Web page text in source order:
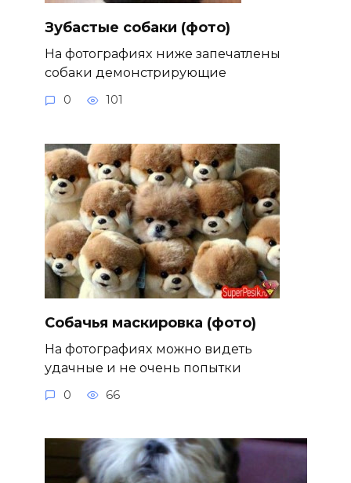
Зубастые собаки (фото)
На фотографиях ниже запечатлены
собаки демонстрирующие
0 101
Собачья маскировка (фото)
На фотографиях можно видеть
удачные и не очень попытки
0 66